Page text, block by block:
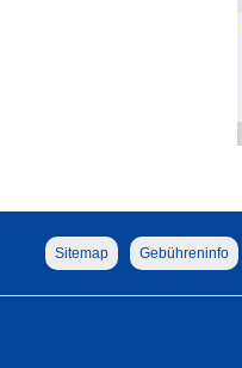
Sitemap Gebühreninfo